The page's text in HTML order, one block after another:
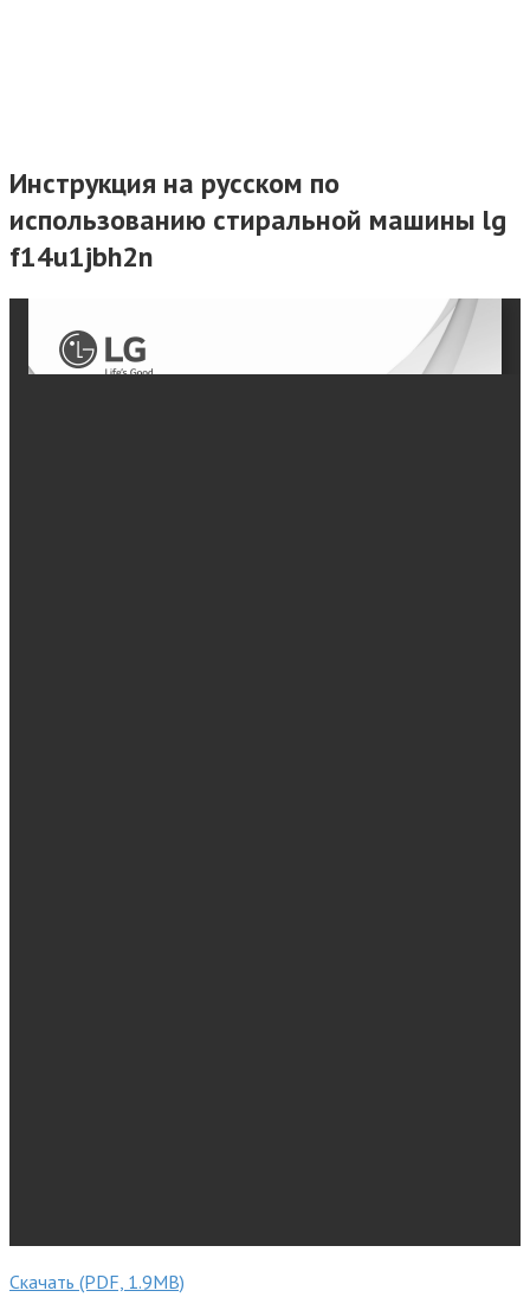
Инструкция на русском по
использованию стиральной машины lg
f14u1jbh2n
Скачать (PDF, 1.9MB)